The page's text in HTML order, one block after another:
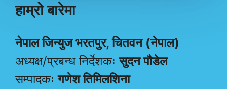
हाम्रो बारेमा
नेपाल जिन्युज भरतपुर, चितवन (नेपाल)
अध्यक्ष/प्रबन्ध निर्देशकःसुदन पौडेल
सम्पादकःगणेश तिमिलशिना